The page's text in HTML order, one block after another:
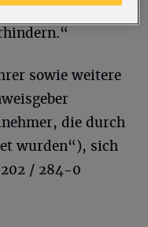
ausweichen, um
sowie weitere
die durch
wurden“), sich
/ 284-0